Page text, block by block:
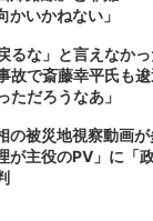
かいかねない」
るな」と言えなか
故で斎藤幸平氏も
ただろうなあ」
の被災地視察動画
が主役のPV」に「